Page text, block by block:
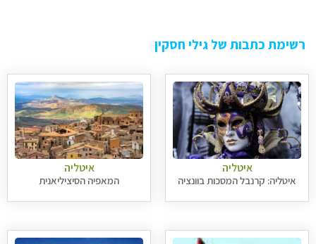
רשימת כתבות של גילי חסקין
איטליה
איטליה: קרנבל המסכות בוונציה
איטליה
המאפיה הסיציליאנית